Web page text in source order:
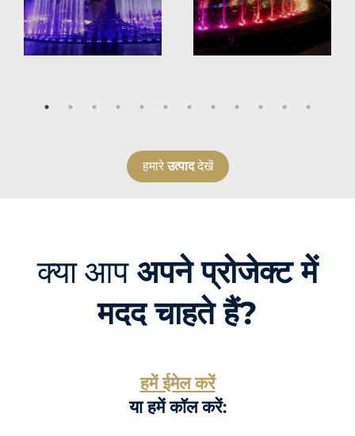
हमारेउत्पाददेखें
क्या आप अपने प्रोजेक्ट में
मदद चाहते हैं?
हमें ईमेल करें
या हमें कॉल करें: